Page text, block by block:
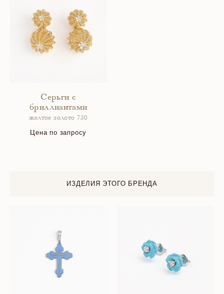
Серьги с
бриллиантами
желтое золото 750
Цена по запросу
ИЗДЕЛИЯ ЭТОГО БРЕНДА